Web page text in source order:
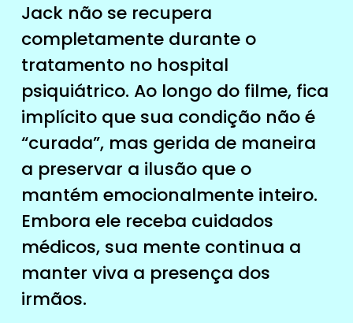
Jack não se recupera
completamente durante o
tratamento no hospital
psiquiátrico. Ao longo do filme, fica
implícito que sua condição não é
“curada”, mas gerida de maneira
a preservar a ilusão que o
mantém emocionalmente inteiro.
Embora ele receba cuidados
médicos, sua mente continua a
manter viva a presença dos
irmãos.